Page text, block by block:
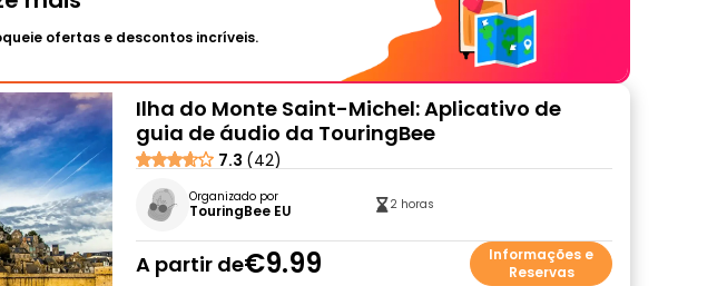
ofertas e descontos incríveis.
Ilha do Monte Saint-Michel: Aplicativo de
guia de áudio da TouringBee
7.3 (42)
Organizado por
TouringBee EU 2 horas
A partir de€9.99
Informações e
Reservas